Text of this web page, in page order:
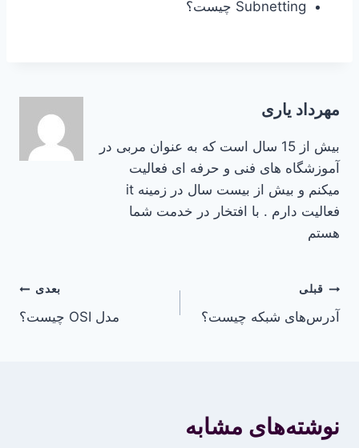
Subnetting چیست؟
مهرداد یاری
بیش از 15 سال است که به عنوان مربی در
آموزشگاه های فنی و حرفه ای فعالیت
میکنم و بیش از بیست سال در زمینه it
فعالیت دارم . با افتخار در خدمت شما
هستم
راهبری
نوشته
قبلی
آدرس‌های شبکه چیست؟
بعدی
مدل OSI چیست؟
نوشته‌های مشابه